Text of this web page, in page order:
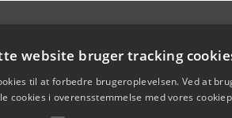
website bruger tracking
til at forbedre brugeroplevelsen. Ved at
cookies i overensstemmelse med vores